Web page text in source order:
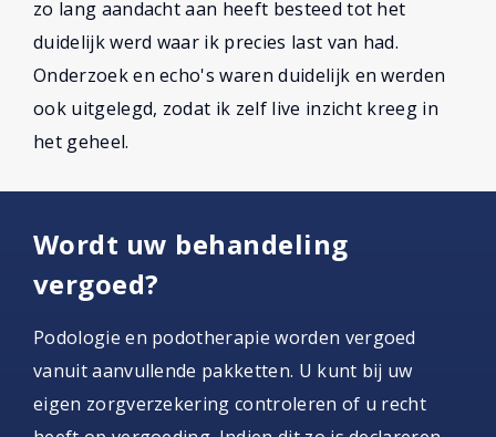
zo lang aandacht aan heeft besteed tot het
duidelijk werd waar ik precies last van had.
Onderzoek en echo's waren duidelijk en werden
ook uitgelegd, zodat ik zelf live inzicht kreeg in
het geheel.
Wordt uw behandeling
vergoed?
Podologie en podotherapie worden vergoed
vanuit aanvullende pakketten. U kunt bij uw
eigen zorgverzekering controleren of u recht